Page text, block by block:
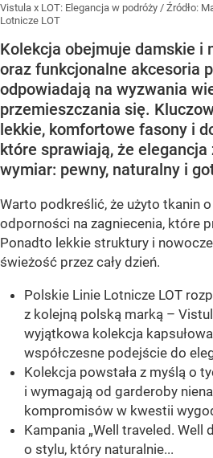
Vistula x LOT: Elegancja w podróży / Źródło:
Lotnicze LOT
Kolekcja obejmuje damskie i
oraz funkcjonalne akcesoria
odpowiadają na wyzwania
przemieszczania się.
lekkie, komfortowe fasony i
które sprawiają, że elegancja
wymiar: pewny, naturalny i
Warto podkreślić, że użyto tkanin
odporności na zagniecenia, które
Ponadto lekkie struktury i
świeżość przez cały dzień.
Polskie Linie Lotnicze LOT
z kolejną polską marką –
wyjątkowa kolekcja
współczesne podejście do
Kolekcja powstała z myślą o
i wymagają od garderoby
kompromisów w kwestii
Kampania „Well traveled. Well
o stylu, który naturalnie...